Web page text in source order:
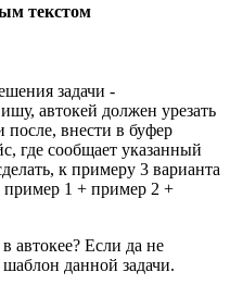
текстом
задачи -
автокей должен урезать
после, внести в буфер
где сообщает указанный
к примеру 3 варианта
пример 1 + пример 2 +
автокее? Если да не
шаблон данной задачи.